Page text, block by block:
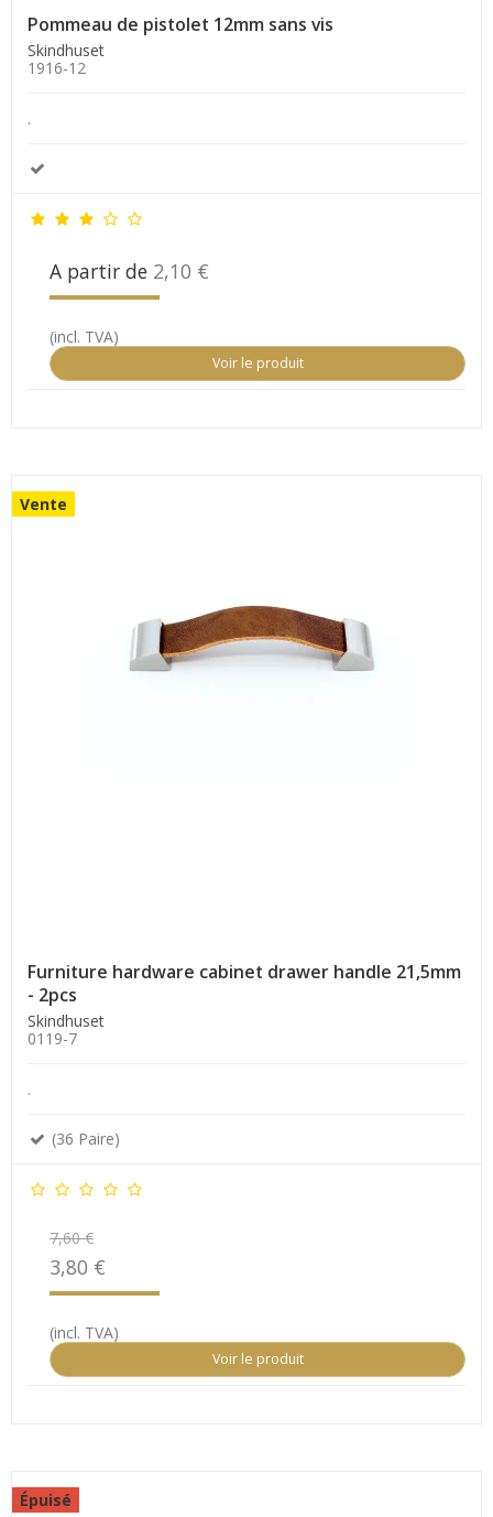
Pommeau de pistolet 12mm sans vis
Skindhuset
1916-12
.
A partir de 2,10 €
(incl. TVA)
Voir le produit
Vente
Furniture hardware cabinet drawer handle 21,5mm
- 2pcs
Skindhuset
0119-7
.
(36 Paire)
7,60 €
3,80 €
(incl. TVA)
Voir le produit
Épuisé